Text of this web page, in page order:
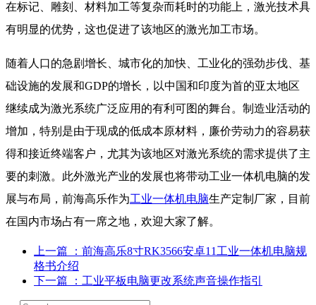
在标记、雕刻、材料加工等复杂而耗时的功能上，激光技术具
有明显的优势，这也促进了该地区的激光加工市场。
随着人口的急剧增长、城市化的加快、工业化的强劲步伐、基
础设施的发展和GDP的增长，以中国和印度为首的亚太地区
继续成为激光系统广泛应用的有利可图的舞台。制造业活动的
增加，特别是由于现成的低成本原材料，廉价劳动力的容易获
得和接近终端客户，尤其为该地区对激光系统的需求提供了主
要的刺激。此外激光产业的发展也将带动工业一体机电脑的发
展与布局，前海高乐作为工业一体机电脑生产定制厂家，目前
在国内市场占有一席之地，欢迎大家了解。
上一篇
：前海高乐8寸RK3566安卓11工业一体机电脑规
格书介绍
下一篇
：工业平板电脑更改系统声音操作指引